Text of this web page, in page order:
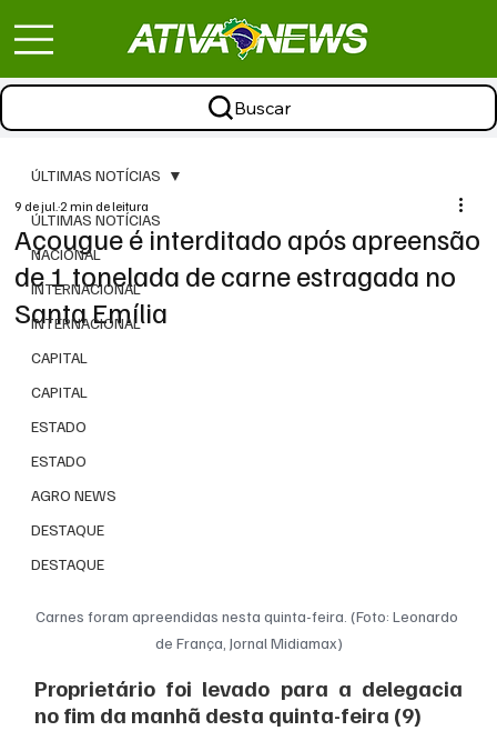
Buscar
ÚLTIMAS NOTÍCIAS
NACIONAL
INTERNACIONAL
INTERNACIONAL
CAPITAL
CAPITAL
ESTADO
ESTADO
AGRO NEWS
DESTAQUE
DESTAQUE
ÚLTIMAS NOTÍCIAS
Açougue é interditado após apreensão
de 1 tonelada de carne estragada no
Santa Emília
9 de jul.2 min de leitura
Carnes foram apreendidas nesta quinta-feira. (Foto: Leonardo
de França, Jornal Midiamax)
Proprietário foi levado para a delegacia
no fim da manhã desta quinta-feira (9)